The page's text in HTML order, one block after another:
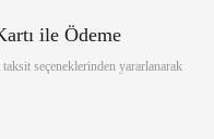
ile Ödeme
seçeneklerinden yararlanarak